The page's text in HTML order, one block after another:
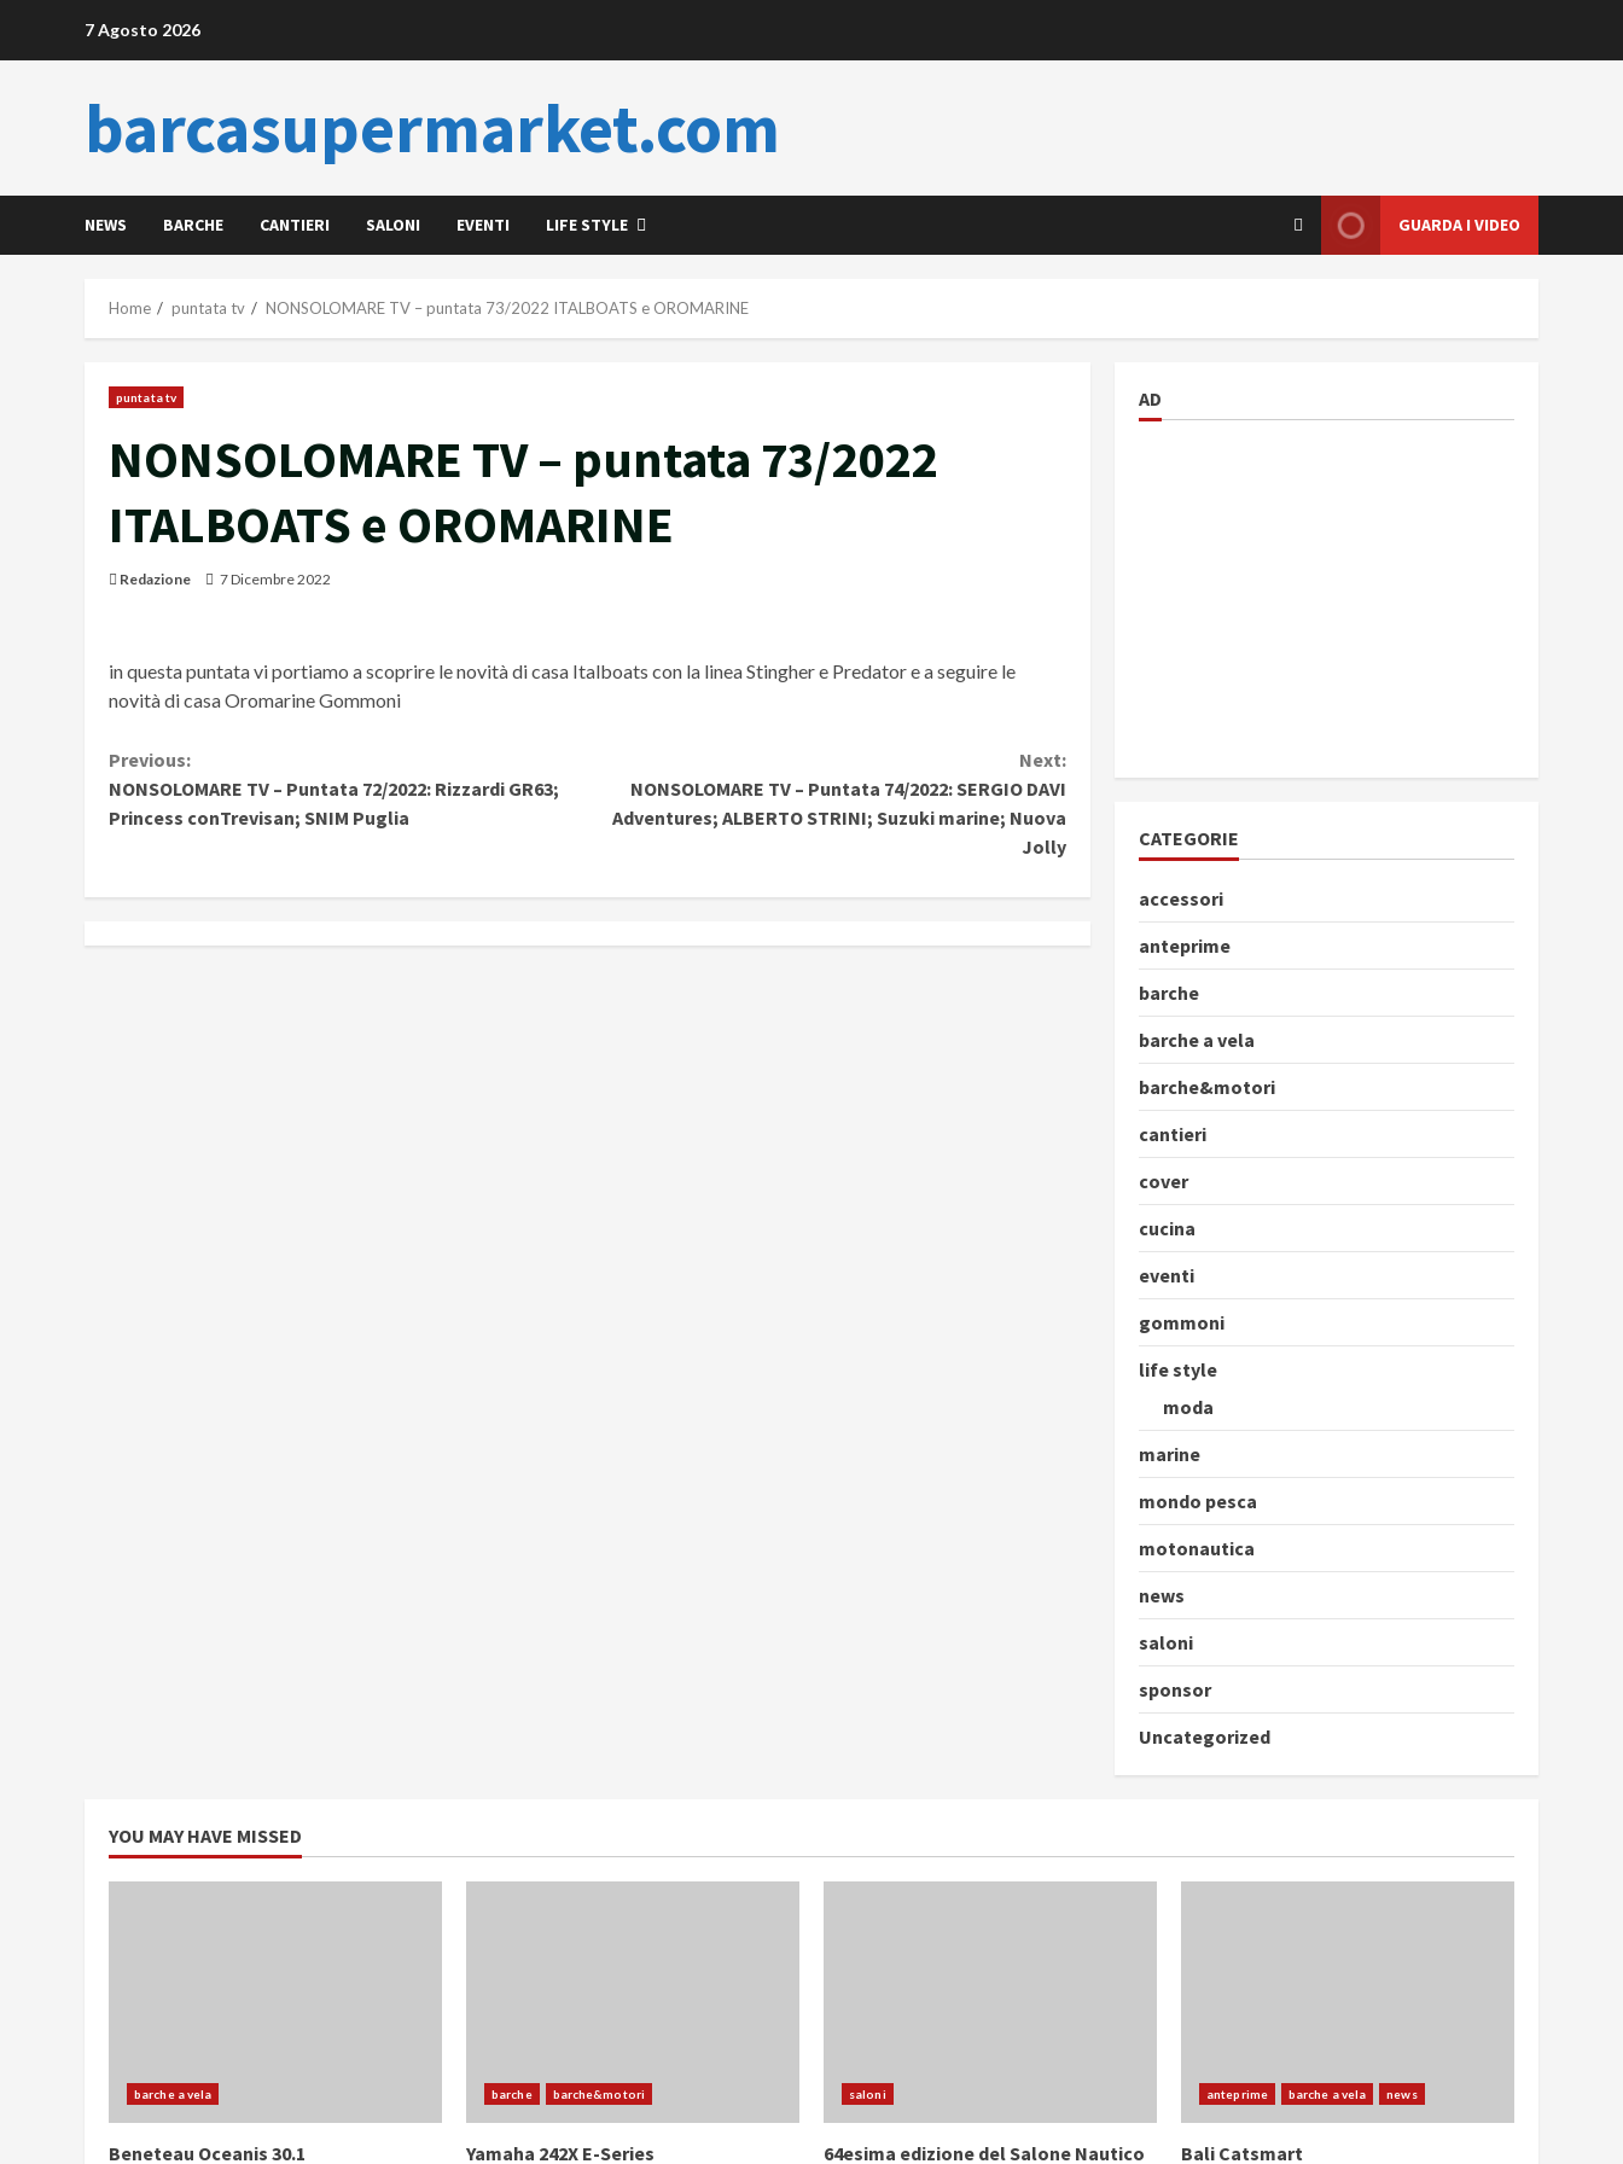
7 Agosto 2026
barcasupermarket.com
NEWS BARCHE CANTIERI SALONI EVENTI LIFE STYLE GUARDA I VIDEO
Home puntata tv NONSOLOMARE TV – puntata 73/2022 ITALBOATS e OROMARINE
puntata tv
NONSOLOMARE TV – puntata 73/2022
ITALBOATS e OROMARINE
Redazione 7 Dicembre 2022
in questa puntata vi portiamo a scoprire le novità di casa Italboats con la linea Stingher e Predator e aseguire le
novità di casa Oromarine Gommoni
Continue
Reading
Previous:
NONSOLOMARE TV – Puntata 72/2022: Rizzardi GR63;
Princess conTrevisan; SNIM Puglia
Next:
NONSOLOMARE TV – Puntata 74/2022: SERGIO DAVI
Adventures; ALBERTO STRINI; Suzuki marine; Nuova
Jolly
AD
CATEGORIE
accessori
anteprime
barche
barche a vela
barche&motori
cantieri
cover
cucina
eventi
gommoni
life style
moda
marine
mondo pesca
motonautica
news
saloni
sponsor
Uncategorized
YOU MAY HAVE MISSED
barche a vela
Beneteau Oceanis 30.1
barche barche&motori
Yamaha 242X E-Series
saloni
64esima edizione del Salone Nautico
anteprime barche a vela news
Bali Catsmart